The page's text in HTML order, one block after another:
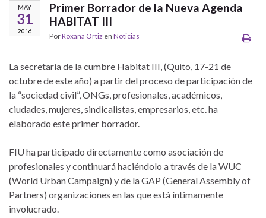
MAY
31
2016
Primer Borrador de la Nueva Agenda
HABITAT III
PorRoxana Ortiz en Noticias
La secretaría de la cumbre Habitat III, (Quito, 17-21 de
octubre de este año) a partir del proceso de participación de
la “sociedad civil”, ONGs, profesionales, académicos,
ciudades, mujeres, sindicalistas, empresarios, etc. ha
elaborado este primer borrador.
FIU ha participado directamente como asociación de
profesionales y continuará haciéndolo a través de la WUC
(World Urban Campaign) y de la GAP (General Assembly of
Partners) organizaciones en las que está íntimamente
involucrado.